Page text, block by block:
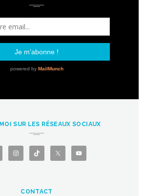
SUR LES RÉSEAUX SOCIAUX
CONTACT